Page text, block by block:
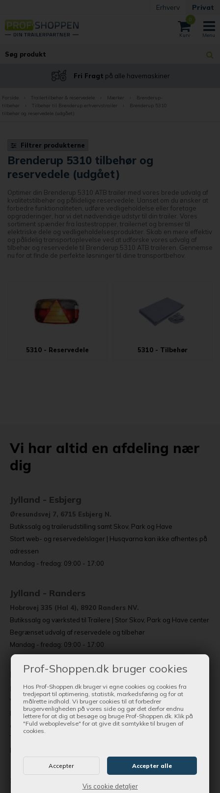
Prof-Shoppen.dk bruger cookies
Hos Prof-Shoppen.dk bruger vi egne cookies og cookies fra
tredjepart til optimering, statistik, markedsføring og for at
målrette indhold. Vi bruger cookies til at forbedrer
brugervenligheden på vores side og gør det derfor endnu
lettere for at dig at besøge og bruge Prof-Shoppen.dk. Klik på
"Fuld weboplevelse" for at give dit samtykke til brugen af
cookies.
Vis cookie detaljer
Erhverv Privat
0
Fri Fragt på alle havemaskiner
Forside Trailertilbehør & reservedele Mærker
Brenderup-
tilbehør
Tilbehør til Brenderup erhvervstrailer
Brenderup 5310
tilbehør og reservedele (udgået)
Filtrer produkterne
Brenderup 5310 tilbehør og
reservedele (udgået)
Optimer din Brenderup 5310 ATB trailer med vores brede udvalg af
kvalitetstilbehør og pålidelige reservedele. Uanset om du ønsker at
forbedre funktionaliteten, udføre vedligeholdelse eller foretage
opgraderinger, har vi det nødvendige udstyr til din trailer. Vores
sortiment spænder fra lastestropper, trailernet og bremser til
elektriske dele og vedligeholdelsesprodukter. Skab en mere effektiv
og pålidelig transportoplevelse ved at udforske vores udvalg af
tilbehør og reservedele til Brenderup 5310 ATB traileren. Gennemse
nu for at finde de perfekte løsninger til dine transportbehov.
5310 - Reservedele 5310 - Tilbehør
Vi har altid en afdeling nær
dig
Jylland - Esbjerg
Øresundsvej 7, 6715 Esbjerg N.
Butikssalg og trailerudstilling samt Skov, Park og Have
Stort web- og reservedelslager | Husqvarna kan ikke afhentes på
adressen
Mandag - fredag: 09:00 - 17:00
Jylland - Randers
Hobrovej 335 (Hal 4), 8920 Randers NV.
Butikssalg og værksted til Trailere | Stor Skov, Park og Have center
Begrænset udvalg af reservedele og tilbehør
Mandag - fredag: 09:00 - 17:00
Fyn
Byllerup 8, 5580 Nørre Aaby
Værksted | Salg og udstilling af trailere
Reservedele, tilbehør og have- og parkprodukter kan ikke
afhentes på adressen
Torsdag 09.00-17.00 eller efter aftale
Bemærk: Lukket i uge 28 og uge 29